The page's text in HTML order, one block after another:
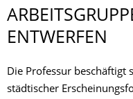
ENTWERFEN
Die Professur beschäftigt
städtischer